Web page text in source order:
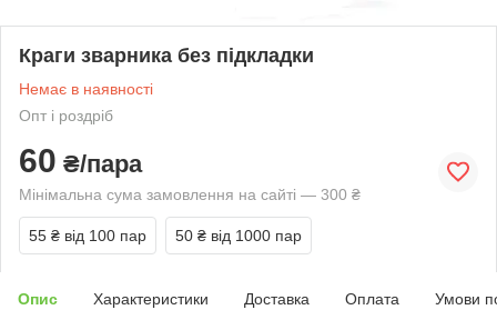
Краги зварника без підкладки
Немає в наявності
Опт і роздріб
60 ₴/пара
Мінімальна сума замовлення на сайті — 300 ₴
55 ₴ від 100 пар 50 ₴ від 1000 пар
Опис Характеристики Доставка Оплата Умови